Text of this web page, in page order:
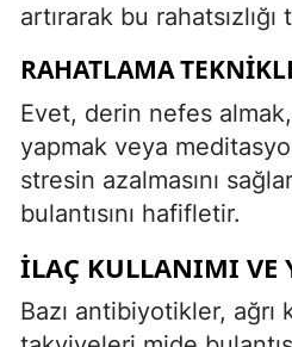
artırarak bu rahatsızlığı
RAHATLAMA
Evet, derin nefes
yapmak veya
stresin azalmasını
bulantısını hafifletir.
İLAÇ KULLANIMI VE
Bazı antibiyotikler,